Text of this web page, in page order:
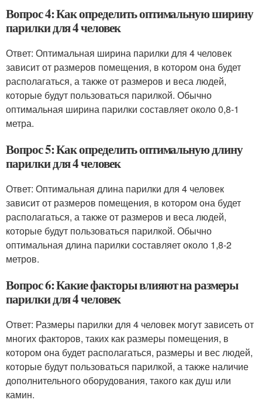
Вопрос 4: Как определить оптимальную ширину
парилки для 4 человек
Ответ: Оптимальная ширина парилки для 4 человек
зависит от размеров помещения, в котором она будет
располагаться, а также от размеров и веса людей,
которые будут пользоваться парилкой. Обычно
оптимальная ширина парилки составляет около 0,8-1
метра.
Вопрос 5: Как определить оптимальную длину
парилки для 4 человек
Ответ: Оптимальная длина парилки для 4 человек
зависит от размеров помещения, в котором она будет
располагаться, а также от размеров и веса людей,
которые будут пользоваться парилкой. Обычно
оптимальная длина парилки составляет около 1,8-2
метров.
Вопрос 6: Какие факторы влияют на размеры
парилки для 4 человек
Ответ: Размеры парилки для 4 человек могут зависеть от
многих факторов, таких как размеры помещения, в
котором она будет располагаться, размеры и вес людей,
которые будут пользоваться парилкой, а также наличие
дополнительного оборудования, такого как душ или
камин.